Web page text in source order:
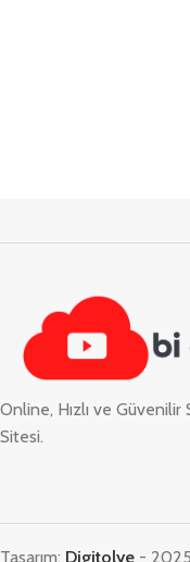
Online, Hızlı ve Güvenilir
Sitesi.
Tasarım; Digitolye - 2025